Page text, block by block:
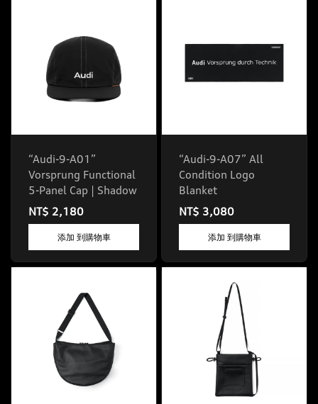
“Audi-9-A01”
Vorsprung Functional
5-Panel Cap | Shadow
NT$ 2,180
添加 到購物車
“Audi-9-A07” All
Condition Logo
Blanket
NT$ 3,080
添加 到購物車